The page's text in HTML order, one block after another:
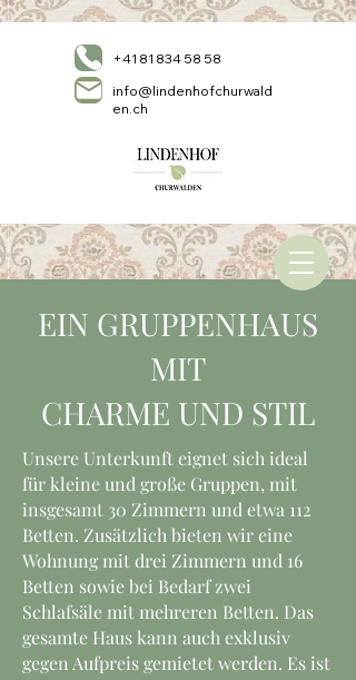
+41 81 834 58 58
info@lindenhofchurwald
en.ch
EIN GRUPPENHAUS
MIT
CHARME UND STIL
Unsere Unterkunft eignet sich ideal
für kleine und große Gruppen, mit
insgesamt 30 Zimmern und etwa 112
Betten. Zusätzlich bieten wir eine
Wohnung mit drei Zimmern und 16
Betten sowie bei Bedarf zwei
Schlafsäle mit mehreren Betten. Das
gesamte Haus kann auch exklusiv
gegen Aufpreis gemietet werden. Es ist